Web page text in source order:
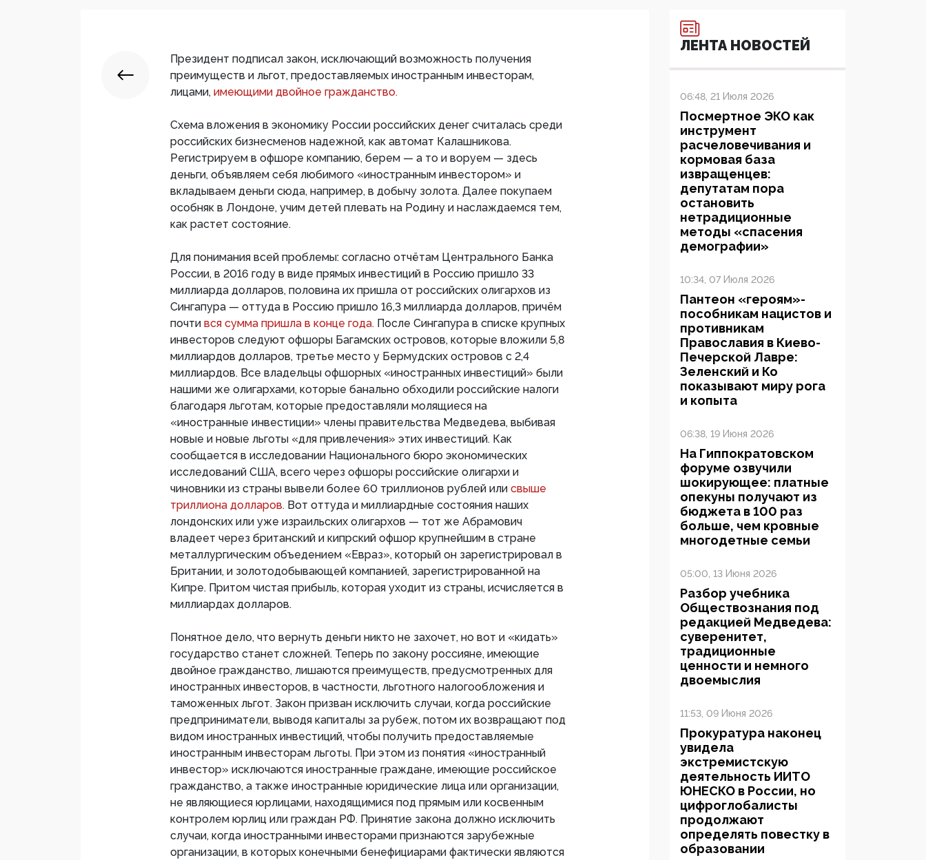
Президент подписал закон, исключающий возможность получения
преимуществ и льгот, предоставляемых иностранным инвесторам,
лицами, имеющими двойное гражданство.
Схема вложения в экономику России российских денег считалась среди
российских бизнесменов надежной, как автомат Калашникова.
Регистрируем в офшоре компанию, берем — а то и воруем — здесь
деньги, объявляем себя любимого «иностранным инвестором» и
вкладываем деньги сюда, например, в добычу золота. Далее покупаем
особняк в Лондоне, учим детей плевать на Родину и наслаждаемся тем,
как растет состояние.
Для понимания всей проблемы: согласно отчётам Центрального Банка
России, в 2016 году в виде прямых инвестиций в Россию пришло 33
миллиарда долларов, половина их пришла от российских олигархов из
Сингапура — оттуда в Россию пришло 16,3 миллиарда долларов, причём
почти вся сумма пришла в конце года. После Сингапура в списке крупных
инвесторов следуют офшоры Багамских островов, которые вложили 5,8
миллиардов долларов, третье место у Бермудских островов с 2,4
миллиардов. Все владельцы офшорных «иностранных инвестиций» были
нашими же олигархами, которые банально обходили российские налоги
благодаря льготам, которые предоставляли молящиеся на
«иностранные инвестиции» члены правительства Медведева, выбивая
новые и новые льготы «для привлечения» этих инвестиций. Как
сообщается в исследовании Национального бюро экономических
исследований США, всего через офшоры российские олигархи и
чиновники из страны вывели более 60 триллионов рублей или свыше
триллиона долларов. Вот оттуда и миллиардные состояния наших
лондонских или уже израильских олигархов — тот же Абрамович
владеет через британский и кипрский офшор крупнейшим в стране
металлургическим объедением «Евраз», который он зарегистрировал в
Британии, и золотодобывающей компанией, зарегистрированной на
Кипре. Притом чистая прибыль, которая уходит из страны, исчисляется в
миллиардах долларов.
Понятное дело, что вернуть деньги никто не захочет, но вот и «кидать»
государство станет сложней. Теперь по закону россияне, имеющие
двойное гражданство, лишаются преимуществ, предусмотренных для
иностранных инвесторов, в частности, льготного налогообложения и
таможенных льгот. Закон призван исключить случаи, когда российские
предприниматели, выводя капиталы за рубеж, потом их возвращают под
видом иностранных инвестиций, чтобы получить предоставляемые
иностранным инвесторам льготы. При этом из понятия «иностранный
инвестор» исключаются иностранные граждане, имеющие российское
гражданство, а также иностранные юридические лица или организации,
не являющиеся юрлицами, находящимися под прямым или косвенным
контролем юрлиц или граждан РФ. Принятие закона должно исключить
случаи, когда иностранными инвесторами признаются зарубежные
организации, в которых конечными бенефициарами фактически являются
ЛЕНТА НОВОСТЕЙ
06:48, 21 Июля 2026
Посмертное ЭКО как
инструмент
расчеловечивания и
кормовая база
извращенцев:
депутатам пора
остановить
нетрадиционные
методы «спасения
демографии»
10:34, 07 Июля 2026
Пантеон «героям»-
пособникам нацистов и
противникам
Православия в Киево-
Печерской Лавре:
Зеленский и Ко
показывают миру рога
и копыта
06:38, 19 Июня 2026
На Гиппократовском
форуме озвучили
шокирующее: платные
опекуны получают из
бюджета в 100 раз
больше, чем кровные
многодетные семьи
05:00, 13 Июня 2026
Разбор учебника
Обществознания под
редакцией Медведева:
суверенитет,
традиционные
ценности и немного
двоемыслия
11:53, 09 Июня 2026
Прокуратура наконец
увидела
экстремистскую
деятельность ИИТО
ЮНЕСКО в России, но
цифроглобалисты
продолжают
определять повестку в
образовании